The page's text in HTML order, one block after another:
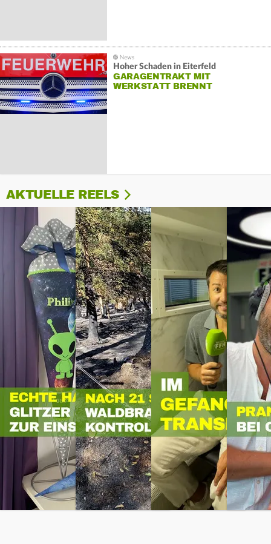
Hoher Schaden in Eiterfeld
GARAGENTRAKT MIT
WERKSTATT BRENNT
AKTUELLE REELS